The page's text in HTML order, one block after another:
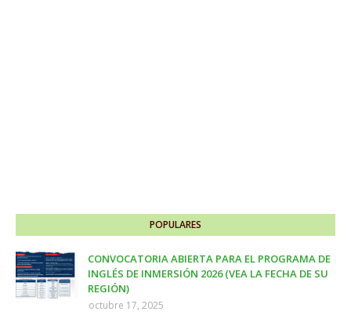
POPULARES
CONVOCATORIA ABIERTA PARA EL PROGRAMA DE
INGLÉS DE INMERSIÓN 2026 (VEA LA FECHA DE SU
REGIÓN)
octubre 17, 2025